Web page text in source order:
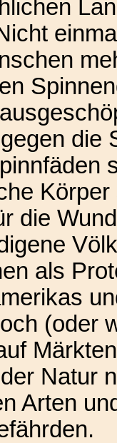
die
die
als
(oder
Natur
Arten